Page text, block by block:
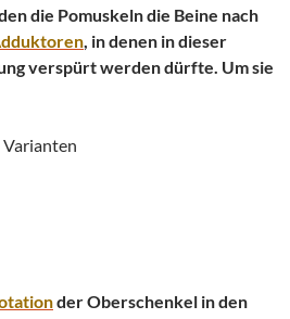
die Pomuskeln die Beine nach
, in denen in dieser
verspürt werden dürfte. Um sie
Varianten
der Oberschenkel in den